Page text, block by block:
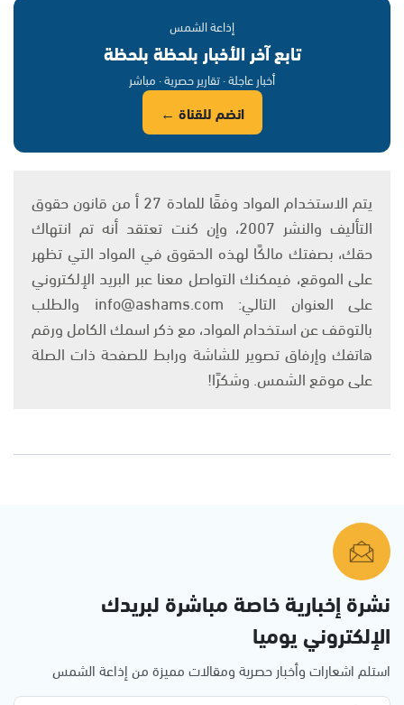
إذاعة الشمس
تابع آخر الأخبار بلحظة بلحظة
أخبار عاجلة · تقارير حصرية · مباشر
انضم للقناة ←
يتم الاستخدام المواد وفقًا للمادة 27 أ من قانون حقوق
التأليف والنشر 2007، وإن كنت تعتقد أنه تم انتهاك
حقك، بصفتك مالكًا لهذه الحقوق في المواد التي تظهر
على الموقع، فيمكنك التواصل معنا عبر البريد الإلكتروني
على العنوان التالي: info@ashams.com والطلب
بالتوقف عن استخدام المواد، مع ذكر اسمك الكامل ورقم
هاتفك وإرفاق تصوير للشاشة ورابط للصفحة ذات الصلة
على موقع الشمس. وشكرًا!
نشرة إخبارية خاصة مباشرة لبريدك
الإلكتروني يوميا
استلم اشعارات وأخبار حصرية ومقالات مميزة من إذاعة الشمس